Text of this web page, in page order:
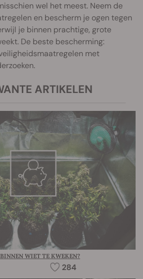
wel het meest. Neem de
en bescherm je ogen tegen
je binnen prachtige, grote
De beste bescherming:
met
ARTIKELEN
WIET TE KWEKEN?
284